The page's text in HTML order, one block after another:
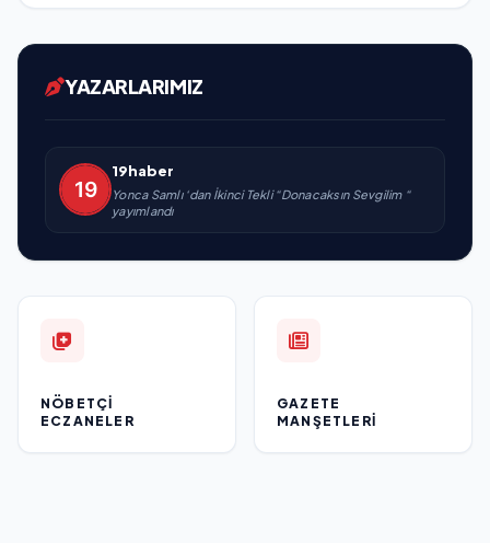
YAZARLARIMIZ
19haber
Yonca Samlı ‘dan İkinci Tekli “Donacaksın Sevgilim “
yayımlandı
NÖBETÇI
ECZANELER
GAZETE
MANŞETLERI